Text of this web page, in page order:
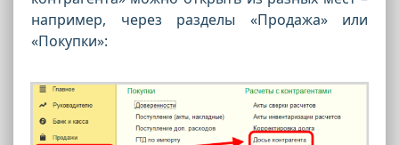
например, через разделы «Продажа» или
«Покупки»: